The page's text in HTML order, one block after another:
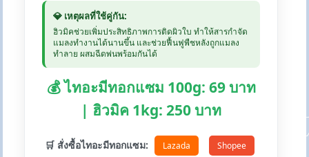
💎 เหตุผลที่ใช้คู่กัน:
ฮิวมิคช่วยเพิ่มประสิทธิภาพการติดผิวใบ ทำให้สารกำจัด
แมลงทำงานได้นานขึ้น และช่วยฟื้นฟูพืชหลังถูกแมลง
ทำลาย ผสมฉีดพ่นพร้อมกันได้
💰 ไทอะมีทอกแซม 100g: 69 บาท
| ฮิวมิค 1kg: 250 บาท
🛒 สั่งซื้อไทอะมีทอกแซม: Lazada Shopee